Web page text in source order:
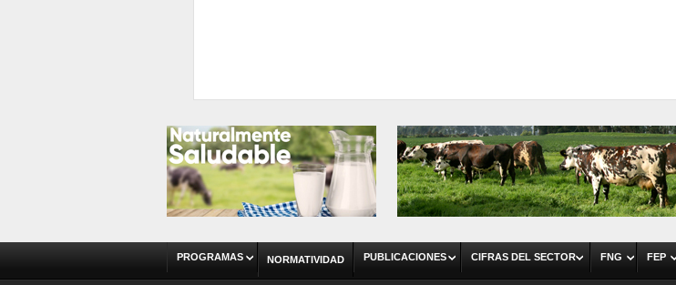
PROGRAMAS NORMATIVIDAD PUBLICACIONES CIFRAS DEL SECTOR FNG FEP